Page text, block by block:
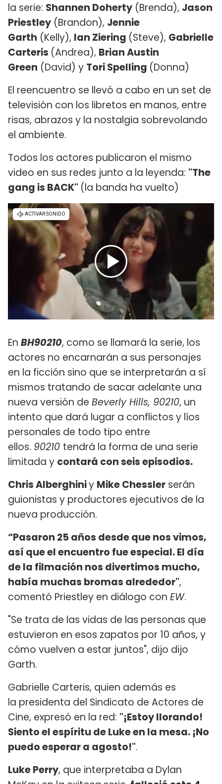
la serie: Shannen Doherty (Brenda), Jason
Priestley (Brandon), Jennie
Garth (Kelly), Ian Ziering (Steve), Gabrielle
Carteris (Andrea), Brian Austin
Green (David) y Tori Spelling (Donna)
El reencuentro se llevó a cabo en un set de
televisión con los libretos en manos, entre
risas, abrazos y la nostalgia sobrevolando
el ambiente.
Todos los actores publicaron el mismo
video en sus redes junto a la leyenda: "The
gang is BACK" (la banda ha vuelto)
En BH90210, como se llamará la serie, los
actores no encarnarán a sus personajes
en la ficción sino que se interpretarán a sí
mismos tratando de sacar adelante una
nueva versión de Beverly Hills, 90210, un
intento que dará lugar a conflictos y líos
personales de todo tipo entre
ellos. 90210 tendrá la forma de una serie
limitada y contará con seis episodios.
Chris Alberghiniy Mike Chessler serán
guionistas y productores ejecutivos de la
nueva producción.
“Pasaron 25 años desde que nos vimos,
así que el encuentro fue especial. El día
de la filmación nos divertimos mucho,
había muchas bromas alrededor",
comentó Priestley en diálogo con EW.
"Se trata de las vidas de las personas que
estuvieron en esos zapatos por 10 años, y
cómo vuelven a estar juntos", dijo dijo
Garth.
Gabrielle Carteris, quien además es
la presidenta del Sindicato de Actores de
Cine, expresó en la red: "¡Estoy llorando!
Siento el espíritu de Luke en la mesa. ¡No
puedo esperar a agosto!".
Luke Perry, que interpretaba a Dylan